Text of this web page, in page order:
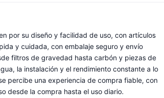
por su diseño y facilidad de uso, con artículos
y cuidada, con embalaje seguro y envío
filtros de gravedad hasta carbón y piezas de
la instalación y el rendimiento constante a lo
percibe una experiencia de compra fiable, con
desde la compra hasta el uso diario.